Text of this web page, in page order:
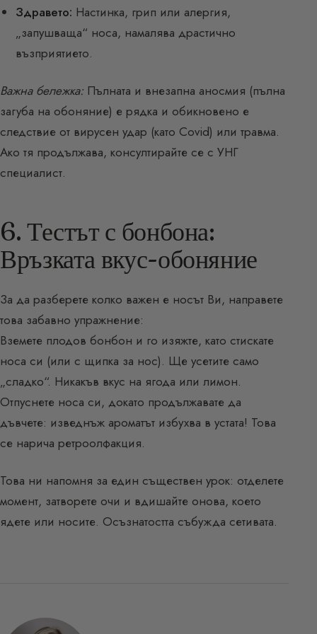
Здравето: Настинка, грип или алергия,
„запушваща“ носа, намалява драстично
възприятието.
Важна бележка: Пълната и внезапна аносмия (пълна
загуба на обоняние) е рядка и обикновено е
следствие от вирусен удар (като Covid) или травма.
Ако тя продължава, консултирайте се с УНГ
специалист.
6. Тестът с бонбона:
Връзката вкус-обоняние
За да разберете колко важен е носът Ви, направете
това забавно упражнение:
Вземете плодов бонбон и го изяжте, като стискате
носа си (или с щипка за нос). Ще усетите само
„сладко“. Никакъв вкус на ягода или лимон.
Отпуснете носа си, докато продължавате да
дъвчете: изведнъж ароматът избухва в устата! Това
се нарича ретроолфакция.
Това ни напомня за един съществен урок: отделете
момент, затворете очи и вдишайте онова, което
ядете или носите. Осъзнатостта събужда сетивата.